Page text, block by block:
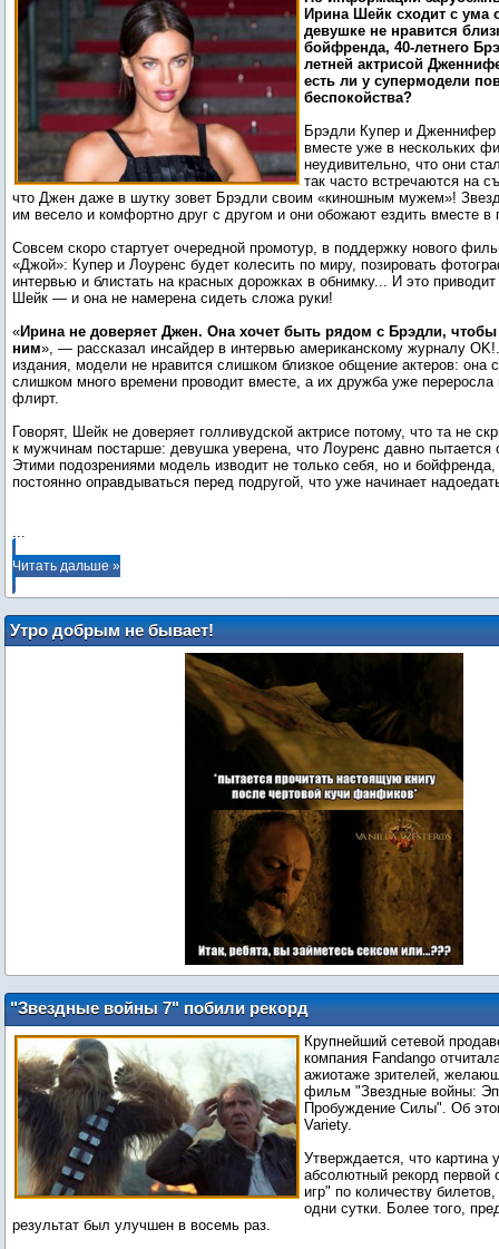
Ирина Шейк сходит с ума
девушке не нравится
бойфренда, 40-летнего
летней актрисой
есть ли у супермодели
беспокойства?
Брэдли Купер и
вместе уже в нескольких
неудивительно, что они
так часто встречаются на
что Джен даже в шутку зовет Брэдли своим «киношным мужем»!
им весело и комфортно друг с другом и они обожают ездить вместе в
Совсем скоро стартует очередной промотур, в поддержку нового
«Джой»: Купер и Лоуренс будет колесить по миру, позировать
интервью и блистать на красных дорожках в обнимку... И это
Шейк — и она не намерена сидеть сложа руки!
«Ирина не доверяет Джен. Она хочет быть рядом с Брэдли, чтобы
ним», — рассказал инсайдер в интервью американскому журналу
издания, модели не нравится слишком близкое общение актеров: она
слишком много времени проводит вместе, а их дружба уже переросла
флирт.
Говорят, Шейк не доверяет голливудской актрисе потому, что та не
к мужчинам постарше: девушка уверена, что Лоуренс давно пытается
Этими подозрениями модель изводит не только себя, но и
постоянно оправдываться перед подругой, что уже начинает
...
Читать дальше »
Утро добрым не бывает!
"Звездные войны 7" побили рекорд
"Голодных игр"
Крупнейший сетевой
компания Fandango
ажиотаже зрителей,
фильм "Звездные войны:
Пробуждение Силы". Об
Variety.
Утверждается, что картина
абсолютный рекорд первой
игр" по количеству
одни сутки. Более того,
результат был улучшен в восемь раз.